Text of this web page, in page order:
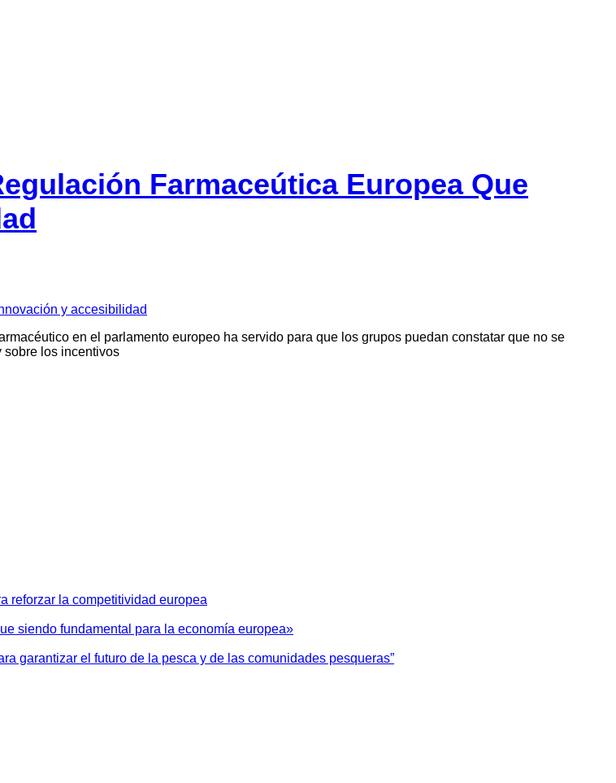
Farmaceútica Europea Que
en el parlamento europeo ha servido para que los grupos puedan constatar que no se
sobre los incentivos
reforzar la competitividad europea
siendo fundamental para la economía europea»
garantizar el futuro de la pesca y de las comunidades pesqueras”